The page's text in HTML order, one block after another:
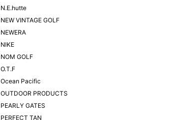
N.E.hutte
NEW VINTAGE GOLF
NEWERA
NIKE
NOM GOLF
O.T.F
Ocean Pacific
OUTDOOR PRODUCTS
PEARLY GATES
PERFECT TAN